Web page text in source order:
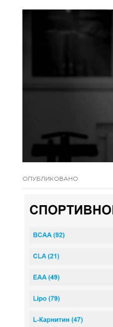
ОПУБЛИКОВАНО